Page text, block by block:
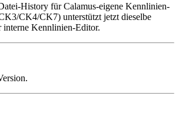
History für Calamus-eigene Kennlinien-
CK4/CK7) unterstützt jetzt dieselbe
Kennlinien-Editor.